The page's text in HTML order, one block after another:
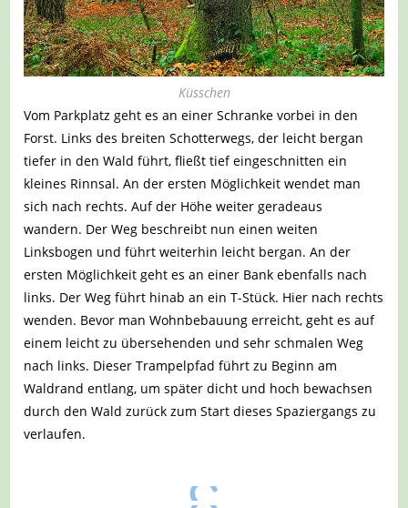
Küsschen
Vom Parkplatz geht es an einer Schranke vorbei in den
Forst. Links des breiten Schotterwegs, der leicht bergan
tiefer in den Wald führt, fließt tief eingeschnitten ein
kleines Rinnsal. An der ersten Möglichkeit wendet man
sich nach rechts. Auf der Höhe weiter geradeaus
wandern. Der Weg beschreibt nun einen weiten
Linksbogen und führt weiterhin leicht bergan. An der
ersten Möglichkeit geht es an einer Bank ebenfalls nach
links. Der Weg führt hinab an ein T-Stück. Hier nach rechts
wenden. Bevor man Wohnbebauung erreicht, geht es auf
einem leicht zu übersehenden und sehr schmalen Weg
nach links. Dieser Trampelpfad führt zu Beginn am
Waldrand entlang, um später dicht und hoch bewachsen
durch den Wald zurück zum Start dieses Spaziergangs zu
verlaufen.